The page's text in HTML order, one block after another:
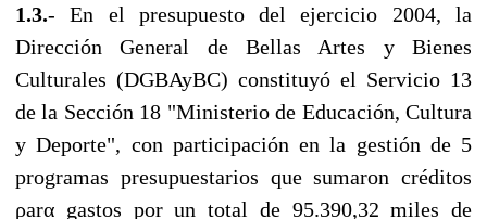
1.3.- En el presupuesto del ejercicio 2004, la
Dirección General de Bellas Artes y Bienes
Culturales (DGBAyBC) constituyó el Servicio 13
de la Sección 18 "Ministerio de Educación, Cultura
y Deporte", con participación en la gestión de 5
programas presupuestarios que sumaron créditos
ρarα gastos por un total de 95.390,32 miles de